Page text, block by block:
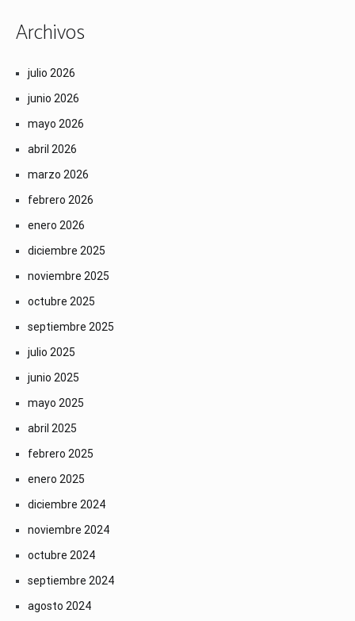
Archivos
julio 2026
junio 2026
mayo 2026
abril 2026
marzo 2026
febrero 2026
enero 2026
diciembre 2025
noviembre 2025
octubre 2025
septiembre 2025
julio 2025
junio 2025
mayo 2025
abril 2025
febrero 2025
enero 2025
diciembre 2024
noviembre 2024
octubre 2024
septiembre 2024
agosto 2024